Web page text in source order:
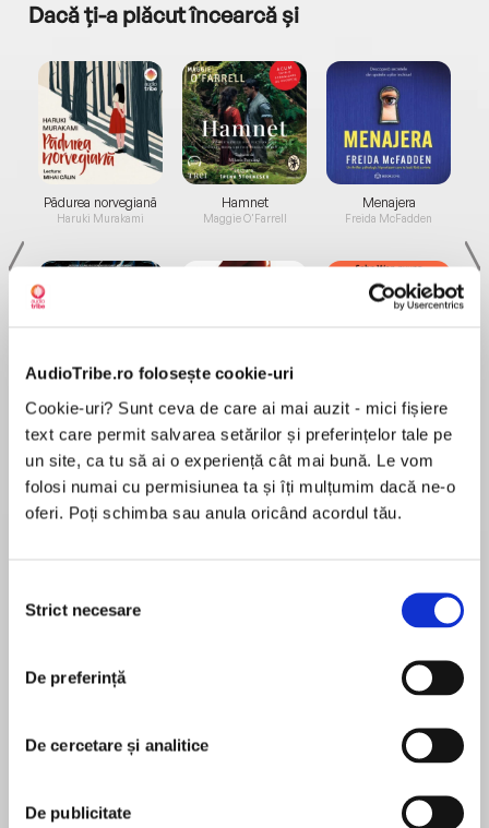
AudioTribe.ro folosește cookie-uri
Cookie-uri? Sunt ceva de care ai mai auzit - mici fișiere
text care permit salvarea setărilor și preferințelor tale pe
un site, ca tu să ai o experiență cât mai bună. Le vom
folosi numai cu permisiunea ta și îți mulțumim dacă ne-o
oferi. Poți schimba sau anula oricând acordul tău.
consimțământului
Strict necesare
De preferință
De cercetare și analitice
De publicitate
Dacă ți-a plăcut încearcă și
Pădurea norvegiană
Haruki Murakami
Elita de Argint (Elita
de...
Dani Francis
Hamnet
Maggie O'Farrell
Diavolul se îmbracă de
la...
Lauren Weisberger
Menajera
Freida McFadden
Migdală
Sohn Won-pyung
Amelia Bedelia + Good Friends = Super Fun
Amelia Bedelia chapter book series featuring
Amelia Bedelia and her friends barking up the
wrong tree? Recess just got super exciting.
În acest moment nu există recenzii
pentru această carte
Herman Parish